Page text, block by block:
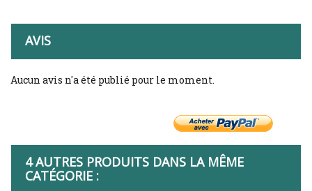
AVIS
Aucun avis n'a été publié pour le moment.
4 AUTRES PRODUITS DANS LA MÊME
CATÉGORIE :